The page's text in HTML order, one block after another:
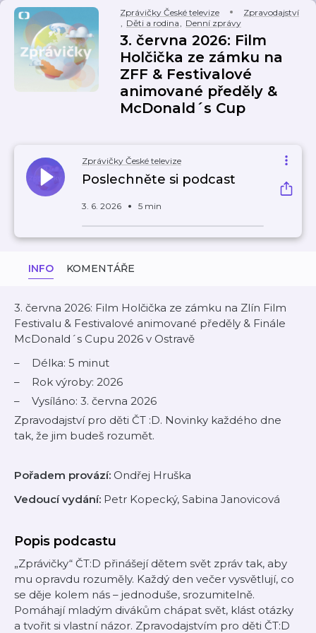
Zprávičky České televize
Zpravodajství
, Děti a rodina, Denní zprávy
3. června 2026: Film
Holčička ze zámku na
ZFF & Festivalové
animované předěly &
McDonald´s Cup
Zprávičky České televize
Poslechněte si podcast
3. 6. 2026 5 min
INFO KOMENTÁŘE
3. června 2026: Film Holčička ze zámku na Zlín Film
Festivalu & Festivalové animované předěly & Finále
McDonald´s Cupu 2026 v Ostravě
Délka: 5 minut
Rok výroby: 2026
Vysíláno: 3. června 2026
Zpravodajství pro děti ČT :D. Novinky každého dne
tak, že jim budeš rozumět.
Pořadem provází: Ondřej Hruška
Vedoucí vydání: Petr Kopecký, Sabina Janovicová
Popis podcastu
„Zprávičky“ ČT:D přinášejí dětem svět zpráv tak, aby
mu opravdu rozuměly. Každý den večer vysvětlují, co
se děje kolem nás – jednoduše, srozumitelně.
Pomáhají mladým divákům chápat svět, klást otázky
a tvořit si vlastní názor. Zpravodajstvím pro děti ČT:D